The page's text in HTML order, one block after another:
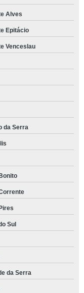
Alves
Epitácio
Venceslau
da Serra
Sul
da Serra